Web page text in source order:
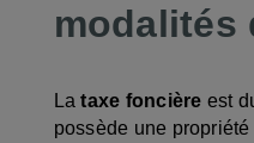
modalités
Lataxe foncière est
possède une